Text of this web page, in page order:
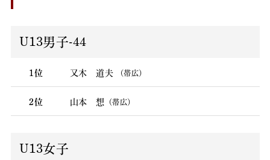
U13男子-44
1位 又木 道夫 （帯広）
2位 山本 想 （帯広）
U13女子